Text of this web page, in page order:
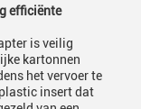
efficiënte
is veilig
kartonnen
het vervoer te
insert dat